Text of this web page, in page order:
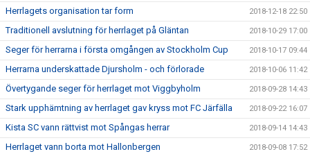
Herrlagets organisation tar form 2018-12-18 22:50
Traditionell avslutning för herrlaget på Gläntan 2018-10-29 17:00
Seger för herrarna i första omgången av Stockholm Cup 2018-10-17 09:44
Herrarna underskattade Djursholm - och förlorade 2018-10-06 11:42
Övertygande seger för herrlaget mot Viggbyholm 2018-09-28 14:43
Stark upphämtning av herrlaget gav kryss mot FC Järfälla 2018-09-22 16:07
Kista SC vann rättvist mot Spångas herrar 2018-09-14 14:43
Herrlaget vann borta mot Hallonbergen 2018-09-08 17:52